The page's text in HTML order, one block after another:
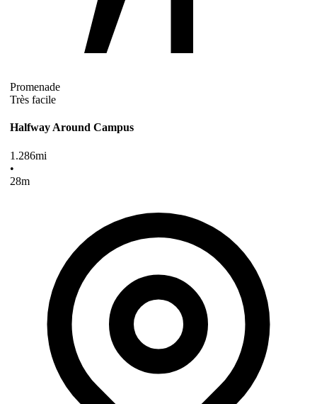
Promenade
Très facile
Halfway Around Campus
1.286mi
•
28m